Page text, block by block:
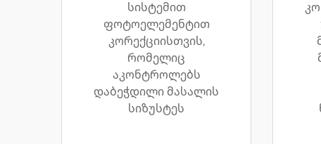
სისტემით
ფოტოელემენტით
კორექციისთვის,
რომელიც
აკონტროლებს
დაბეჭდილი მასალის
სიზუსტეს